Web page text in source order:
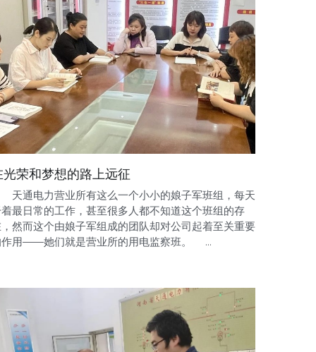
光荣和梦想的路上远征
通电力营业所有这么一个小小的娘子军班组，每天
最日常的工作，甚至很多人都不知道这个班组的存
然而这个由娘子军组成的团队却对公司起着至关重要
作用——她们就是营业所的用电监察班。 ...